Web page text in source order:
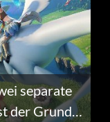
separate
der Grund